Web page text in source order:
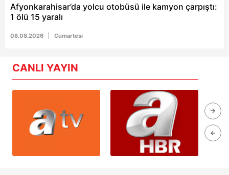
Afyonkarahisar’da yolcu otobüsü ile kamyon çarpıştı:
1 ölü 15 yaralı
08.08.2026 Cumartesi
CANLI YAYIN